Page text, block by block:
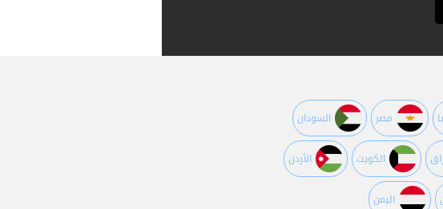
مصر السودان
الكويت اﻷردن
اليمن